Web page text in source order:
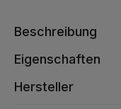
Beschreibung
Eigenschaften
Hersteller